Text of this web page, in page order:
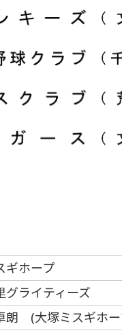
ギホープ
グライティーズ
(大塚ミスギホー